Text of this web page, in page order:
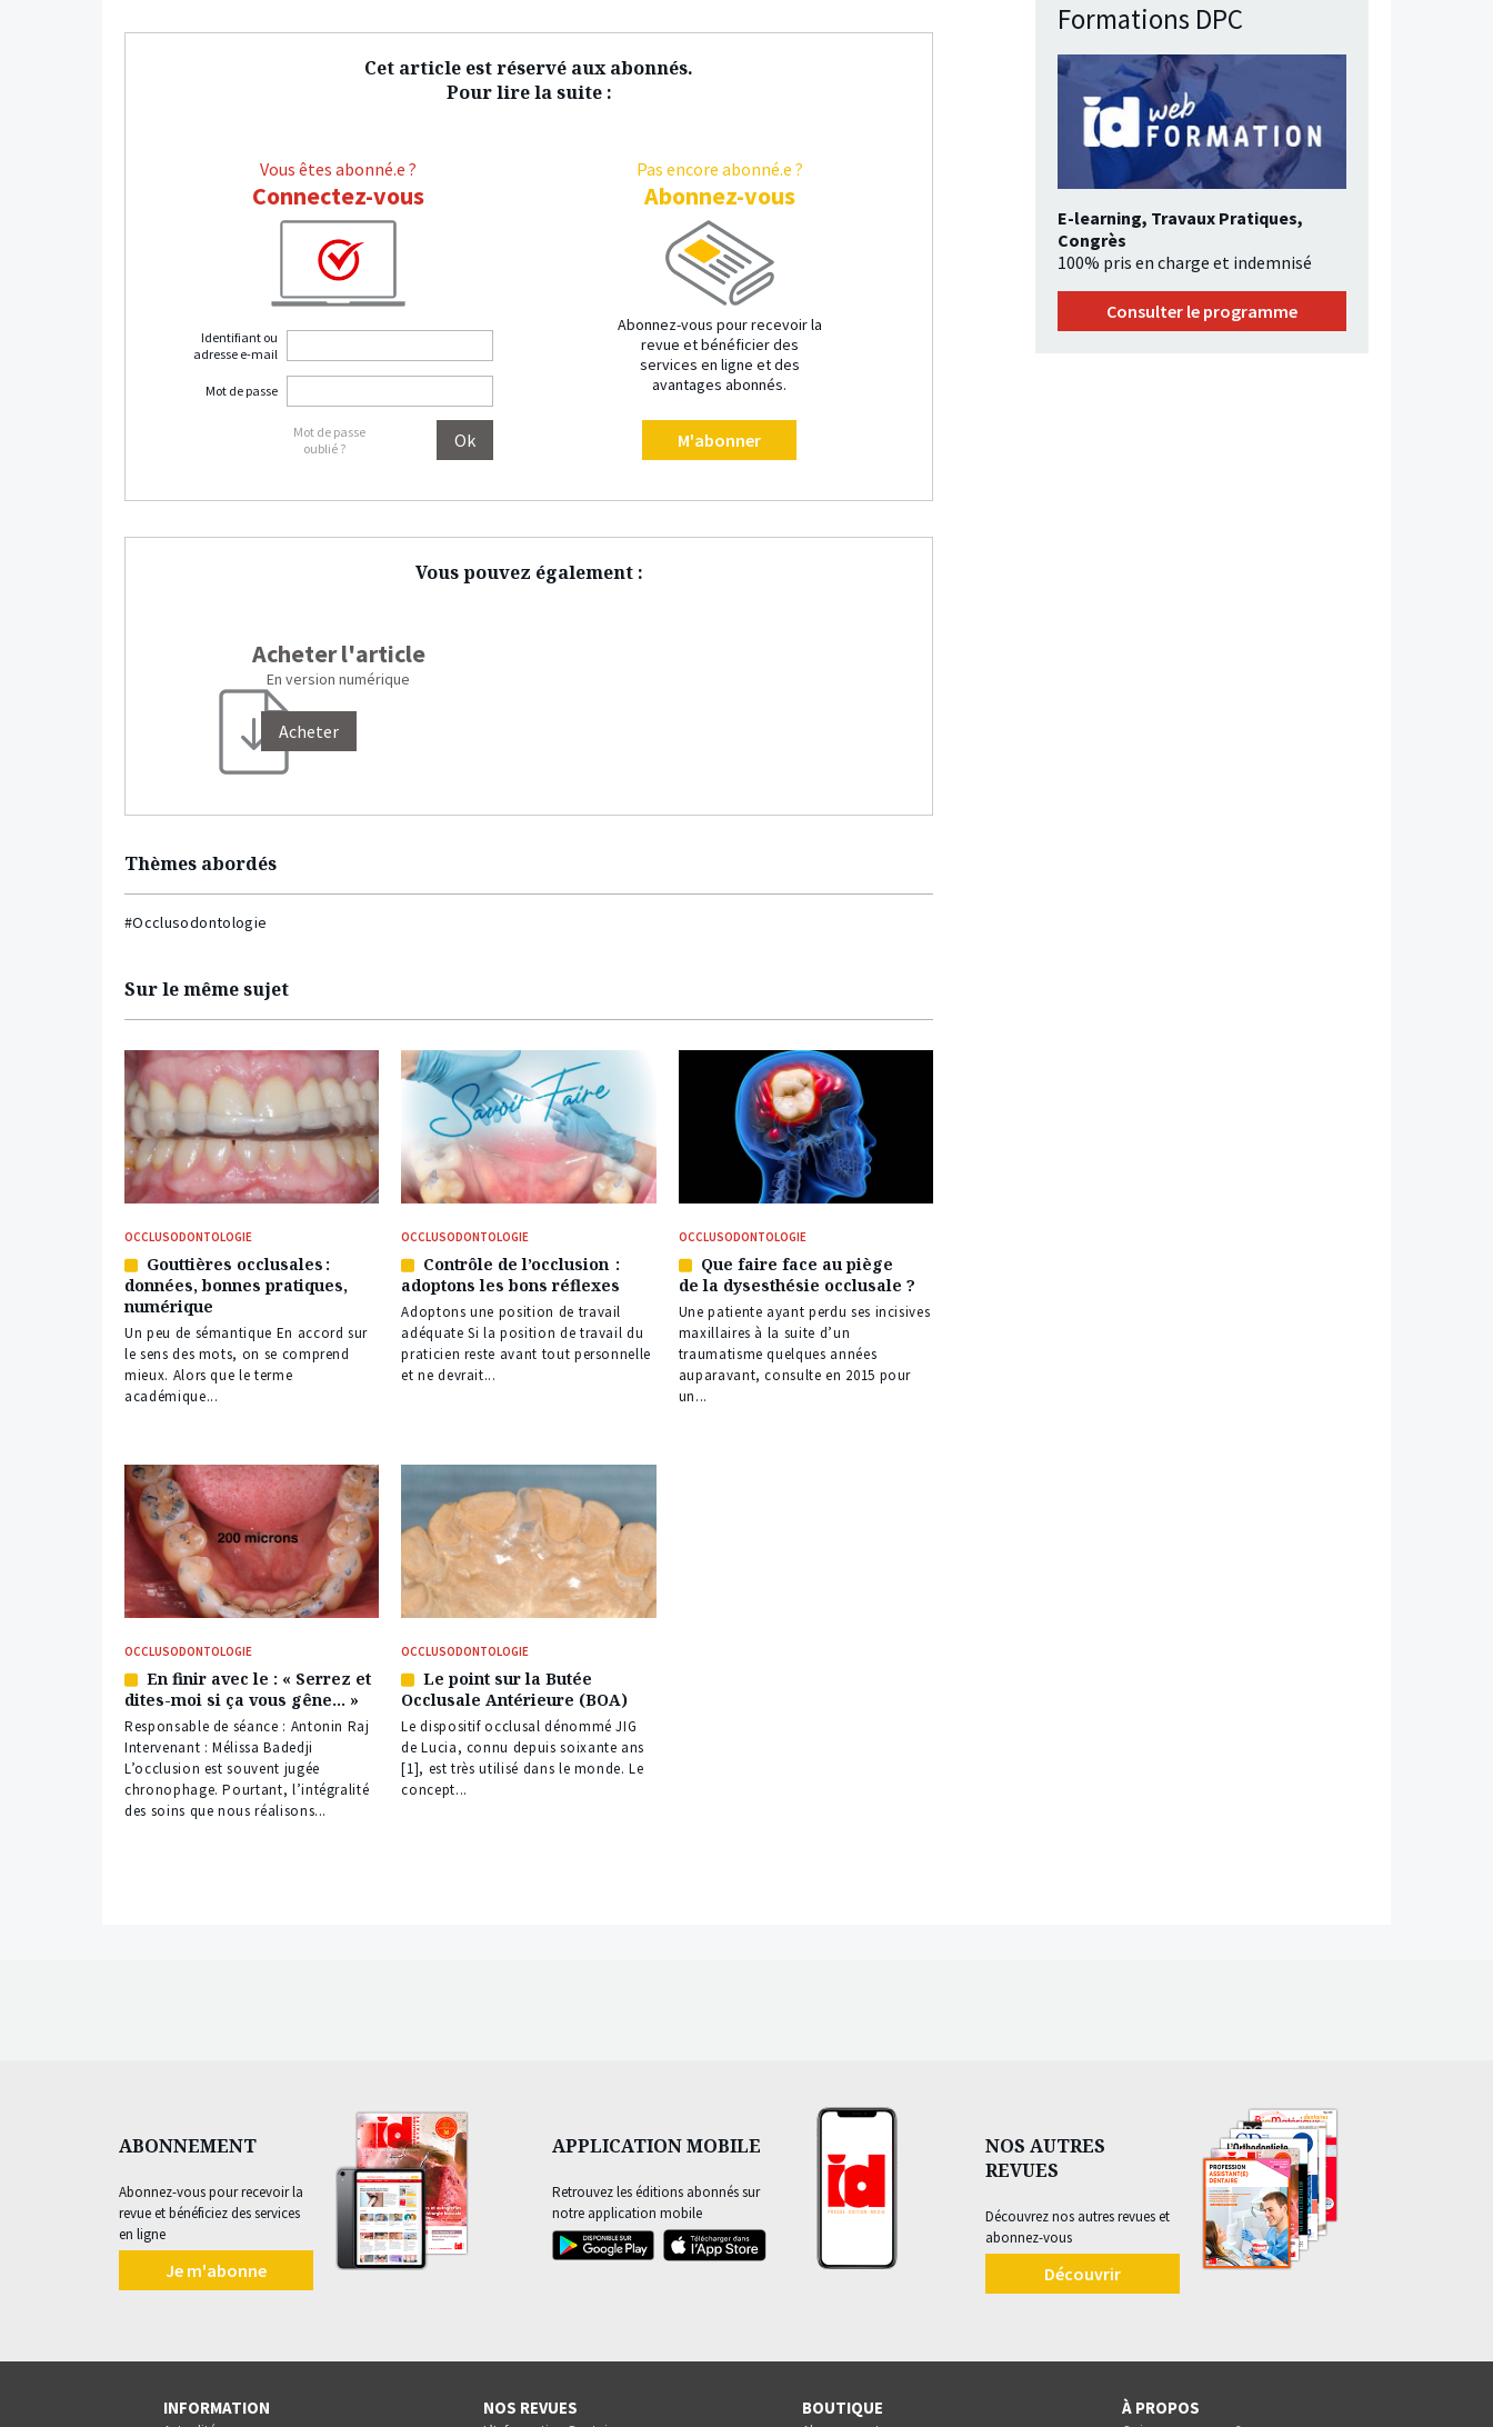
Cet article est réservé aux abonnés.
Pour lire la suite :
Vous êtes abonné.e ?
Connectez-vous
Identifiant ou
adresse e-mail
Mot de passe
Mot de passe
oublié ?
Pas encore abonné.e ?
Abonnez-vous
Abonnez-vous pour recevoir la
revue et bénéficier des
services en ligne et des
avantages abonnés.
M'abonner
Vous pouvez également :
Acheter l'article
En version numérique
Acheter
Thèmes abordés
#Occlusodontologie
Sur le même sujet
OCCLUSODONTOLOGIE
Article
réservé
à
nos
abonnés
Gouttières occlusales :
données, bonnes pratiques,
numérique
Un peu de sémantique En accord sur
le sens des mots, on se comprend
mieux. Alors que le terme
académique...
OCCLUSODONTOLOGIE
Article
réservé
à
nos
abonnés
Contrôle de l’occlusion :
adoptons les bons réflexes
Adoptons une position de travail
adéquate Si la position de travail du
praticien reste avant tout personnelle
et ne devrait...
OCCLUSODONTOLOGIE
Article
réservé
à
nos
abonnés
Que faire face au piège
de la dysesthésie occlusale ?
Une patiente ayant perdu ses incisives
maxillaires à la suite d’un
traumatisme quelques années
auparavant, consulte en 2015 pour
un...
OCCLUSODONTOLOGIE
Article
réservé
à
nos
abonnés
En finir avec le : « Serrez et
dites-moi si ça vous gêne… »
Responsable de séance : Antonin Raj
Intervenant : Mélissa Badedji
L’occlusion est souvent jugée
chronophage. Pourtant, l’intégralité
des soins que nous réalisons...
OCCLUSODONTOLOGIE
Article
réservé
à
nos
abonnés
Le point sur la Butée
Occlusale Antérieure (BOA)
Le dispositif occlusal dénommé JIG
de Lucia, connu depuis soixante ans
[1], est très utilisé dans le monde. Le
concept...
Formations DPC
E-learning, Travaux Pratiques,
Congrès
100% pris en charge et indemnisé
Consulter le programme
ABONNEMENT
Abonnez-vous pour recevoir la
revue et bénéficiez des services
en ligne
Je m'abonne
APPLICATION MOBILE
Retrouvez les éditions abonnés sur
notre application mobile
NOS AUTRES
REVUES
Découvrez nos autres revues et
abonnez-vous
Découvrir
INFORMATION NOS REVUES BOUTIQUE À PROPOS